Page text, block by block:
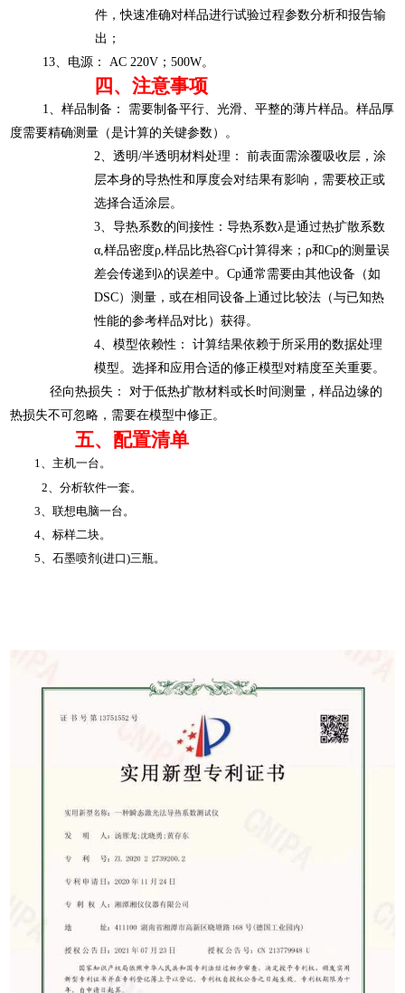
件，快速准确对样品进行试验过程参数分析和报告输
出；
13、电源：
AC 220V；500W。
四、注意事项
1、‌样品制备 ：
‌ 需要制备平行、光滑、平整的薄片样品。样品厚
度需要精确测量（是计算的关键参数）。
2、‌透明/半透明材料处理：‌ 前表面需涂覆吸收层，涂
层本身的导热性和厚度会对结果有影响，需要校正或
选择合适涂层。
3、‌导热系数的间接性：‌导热系数λ是通过热扩散系数
α,样品密度ρ,样品比热容Cp计算得来 ；ρ和Cp的测量误
差会传递到λ的误差中。Cp通常需要由其他设备（如
DSC）测量，或在相同设备上通过比较法（与已知热
性能的参考样品对比）获得。
4、‌模型依赖性：‌ 计算结果依赖于所采用的数据处理
模型。选择和应用合适的修正模型对精度至关重要。
‌ 径向热损失：‌ 对于低热扩散材料或长时间测量，样品边缘的
热损失不可忽略，需要在模型中修正。
五、配置清单
1、主机一台。
2、分析软件一套。
3、联想电脑一台。
4、标样二块。
5、石墨喷剂(进口)三瓶。